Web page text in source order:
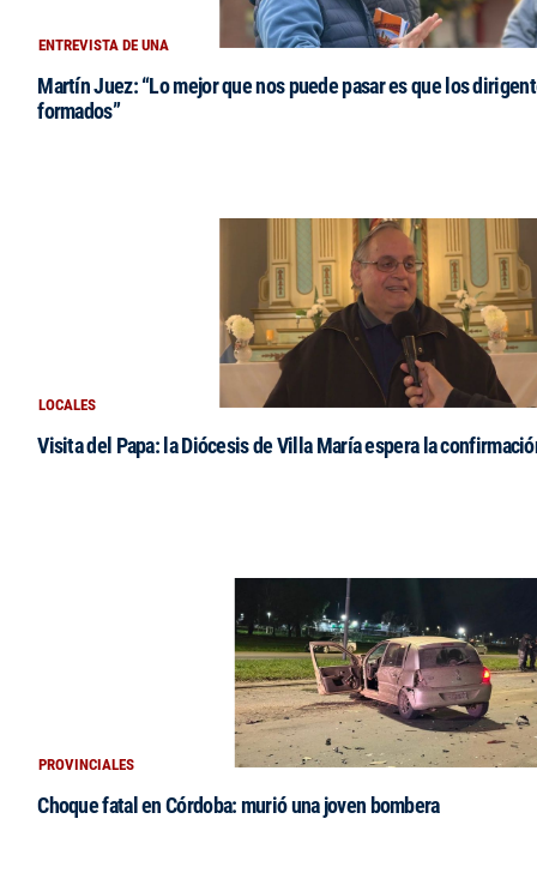
ENTREVISTA DE UNA
Martín Juez: “Lo mejor que nos puede pasar es que los
formados”
LOCALES
Visita del Papa: la Diócesis de Villa María espera la
PROVINCIALES
Choque fatal en Córdoba: murió una joven bombera